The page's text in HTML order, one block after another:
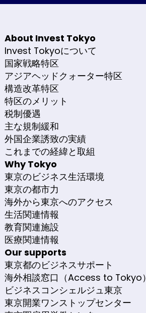
About Invest Tokyo
Invest Tokyoについて
国家戦略特区
アジアヘッドクォーター特区
構造改革特区
特区のメリット
税制優遇
主な規制緩和
外国企業誘致の実績
これまでの経緯と取組
Why Tokyo
東京のビジネス生活環境
東京の都市力
海外から東京へのアクセス
生活関連情報
教育関連施設
医療関連情報
Our supports
東京都のビジネスサポート
海外相談窓口（Access to Tokyo）
ビジネスコンシェルジュ東京
東京開業ワンストップセンター